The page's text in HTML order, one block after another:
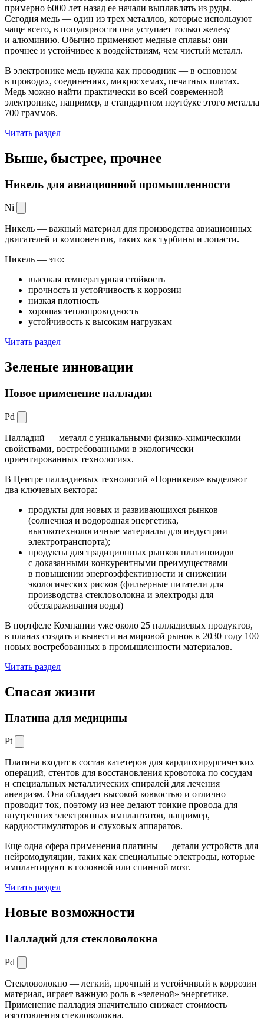
примерно 6000 лет назад ее начали выплавлять из руды.
Сегодня медь — один из трех металлов, которые используют
чаще всего, в популярности она уступает только железу
и алюминию. Обычно применяют медные сплавы: они
прочнее и устойчивее к воздействиям, чем чистый металл.
В электронике медь нужна как проводник — в основном
в проводах, соединениях, микросхемах, печатных платах.
Медь можно найти практически во всей современной
электронике, например, в стандартном ноутбуке этого металла
700 граммов.
Читать раздел
Выше, быстрее, прочнее
Никель для авиационной промышленности
Ni
Никель — важный материал для производства авиационных
двигателей и компонентов, таких как турбины и лопасти.
Никель — это:
высокая температурная стойкость
прочность и устойчивость к коррозии
низкая плотность
хорошая теплопроводность
устойчивость к высоким нагрузкам
Читать раздел
Зеленые инновации
Новое применение палладия
Pd
Палладий — металл с уникальными физико-химическими
свойствами, востребованными в экологически
ориентированных технологиях.
В Центре палладиевых технологий «Норникеля» выделяют
два ключевых вектора:
продукты для новых и развивающихся рынков
(солнечная и водородная энергетика,
высокотехнологичные материалы для индустрии
электротранспорта);
продукты для традиционных рынков платиноидов
с доказанными конкурентными преимуществами
в повышении энергоэффективности и снижении
экологических рисков (фильерные питатели для
производства стекловолокна и электроды для
обеззараживания воды)
В портфеле Компании уже около 25 палладиевых продуктов,
в планах создать и вывести на мировой рынок к 2030 году 100
новых востребованных в промышленности материалов.
Читать раздел
Спасая жизни
Платина для медицины
Pt
Платина входит в состав катетеров для кардиохирургических
операций, стентов для восстановления кровотока по сосудам
и специальных металлических спиралей для лечения
аневризм. Она обладает высокой ковкостью и отлично
проводит ток, поэтому из нее делают тонкие провода для
внутренних электронных имплантатов, например,
кардиостимуляторов и слуховых аппаратов.
Еще одна сфера применения платины — детали устройств для
нейромодуляции, таких как специальные электроды, которые
имплантируют в головной или спинной мозг.
Читать раздел
Новые возможности
Палладий для стекловолокна
Pd
Стекловолокно — легкий, прочный и устойчивый к коррозии
материал, играет важную роль в «зеленой» энергетике.
Применение палладия значительно снижает стоимость
изготовления стекловолокна.